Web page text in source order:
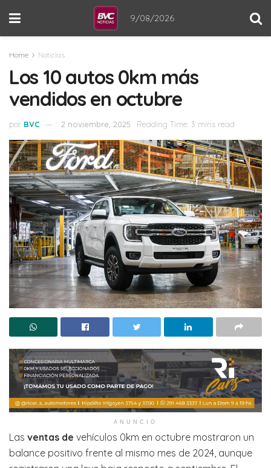
9/08/2026
Home Noticias
Los 10 autos 0km más
vendidos en octubre
por BVC 2 noviembre, 2025 Reading Time: 3 mins read
ANUNCIO
Las ventas de vehículos 0km en octubre mostraron un
balance positivo frente al mismo mes de 2024, aunque